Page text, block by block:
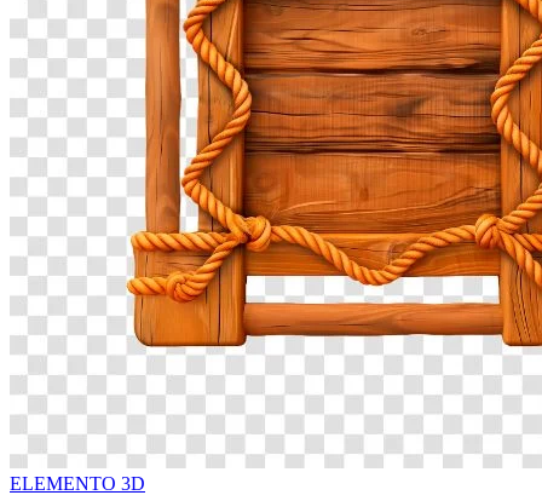
ELEMENTO 3D